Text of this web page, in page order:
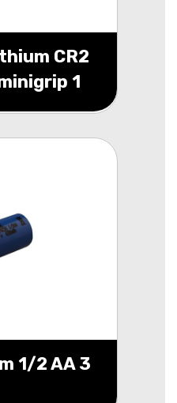
CR2
1
1/2 AA 3